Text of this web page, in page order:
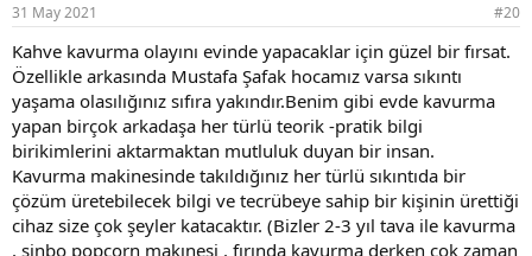
31 May 2021 #20
Kahve kavurma olayını evinde yapacaklar için güzel bir fırsat.
Özellikle arkasında Mustafa Şafak hocamız varsa sıkıntı
yaşama olasılığınız sıfıra yakındır.Benim gibi evde kavurma
yapan birçok arkadaşa her türlü teorik -pratik bilgi
birikimlerini aktarmaktan mutluluk duyan bir insan.
Kavurma makinesinde takıldığınız her türlü sıkıntıda bir
çözüm üretebilecek bilgi ve tecrübeye sahip bir kişinin ürettiği
cihaz size çok şeyler katacaktır. (Bizler 2-3 yıl tava ile kavurma
, sinbo popcorn makınesi , fırında kavurma derken çok zaman